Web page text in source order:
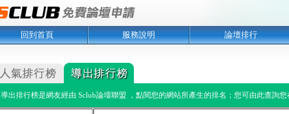
回到首頁 服務說明 論壇排行
導出排行榜是網友經由 Sclub論壇聯盟 ，點閱您的網站所產生的排名；您可由此查詢您